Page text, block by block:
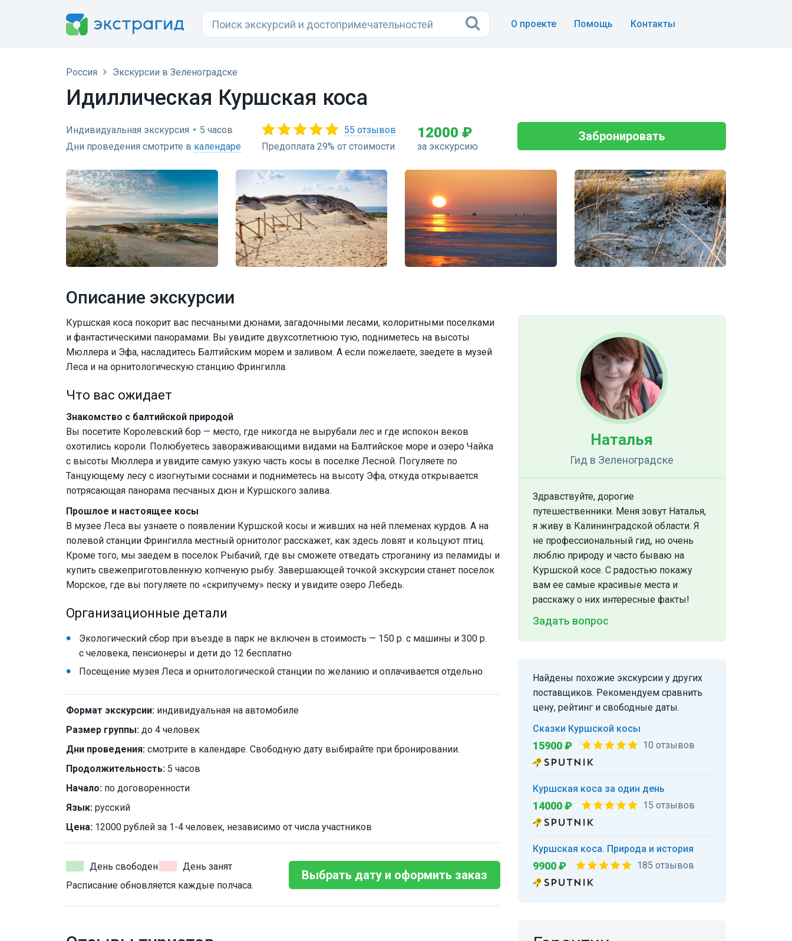
О проекте Помощь Контакты
Россия Экскурсии в Зеленоградске
Идиллическая Куршская коса
Индивидуальная экскурсия • 5 часов
Дни проведения смотрите в календаре
55 отзывов
Предоплата 29% от стоимости
12000 ₽
за экскурсию
Забронировать
Описание экскурсии
Куршская коса покорит вас песчаными дюнами, загадочными лесами, колоритными поселками
и фантастическими панорамами. Вы увидите двухсотлетнюю тую, подниметесь на высоты
Мюллера и Эфа, насладитесь Балтийским морем и заливом. А если пожелаете, заедете в музей
Леса и на орнитологическую станцию Фрингилла.
Что вас ожидает
Знакомство с балтийской природой
Вы посетите Королевский бор — место, где никогда не вырубали лес и где испокон веков
охотились короли. Полюбуетесь завораживающими видами на Балтийское море и озеро Чайка
с высоты Мюллера и увидите самую узкую часть косы в поселке Лесной. Погуляете по
Танцующему лесу с изогнутыми соснами и подниметесь на высоту Эфа, откуда открывается
потрясающая панорама песчаных дюн и Куршского залива.
Прошлое и настоящее косы
В музее Леса вы узнаете о появлении Куршской косы и живших на ней племенах курдов. А на
полевой станции Фрингилла местный орнитолог расскажет, как здесь ловят и кольцуют птиц.
Кроме того, мы заедем в поселок Рыбачий, где вы сможете отведать строганину из пеламиды и
купить свежеприготовленную копченую рыбу. Завершающей точкой экскурсии станет поселок
Морское, где вы погуляете по «скрипучему» песку и увидите озеро Лебедь.
Организационные детали
Экологический сбор при въезде в парк не включен в стоимость — 150 р. с машины и 300 р.
с человека, пенсионеры и дети до 12 бесплатно
Посещение музея Леса и орнитологической станции по желанию и оплачивается отдельно
Формат экскурсии: индивидуальная на автомобиле
Размер группы: до 4 человек
Дни проведения: смотрите в календаре. Свободную дату выбирайте при бронировании.
Продолжительность: 5 часов
Начало: по договоренности
Язык: русский
Цена: 12000 рублей за 1-4 человек, независимо от числа участников
День свободен
День занят
Расписание обновляется каждые полчаса.
Выбрать дату и оформить заказ
Наталья
Гид в Зеленоградске
Здравствуйте, дорогие
путешественники. Меня зовут Наталья,
я живу в Калининградской области. Я
не профессиональный гид, но очень
люблю природу и часто бываю на
Куршской косе. С радостью покажу
вам ее самые красивые места и
расскажу о них интересные факты!
Задать вопрос
Найдены похожие экскурсии у других
поставщиков. Рекомендуем сравнить
цену, рейтинг и свободные даты.
Сказки Куршской косы
15900 ₽ 10 отзывов
Куршская коса за один день
14000 ₽ 15 отзывов
Куршская коса. Природа и история
9900 ₽ 185 отзывов